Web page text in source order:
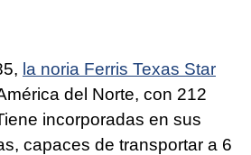
la noria Ferris Texas Star
del Norte, con 212
incorporadas en sus
capaces de transportar a 6